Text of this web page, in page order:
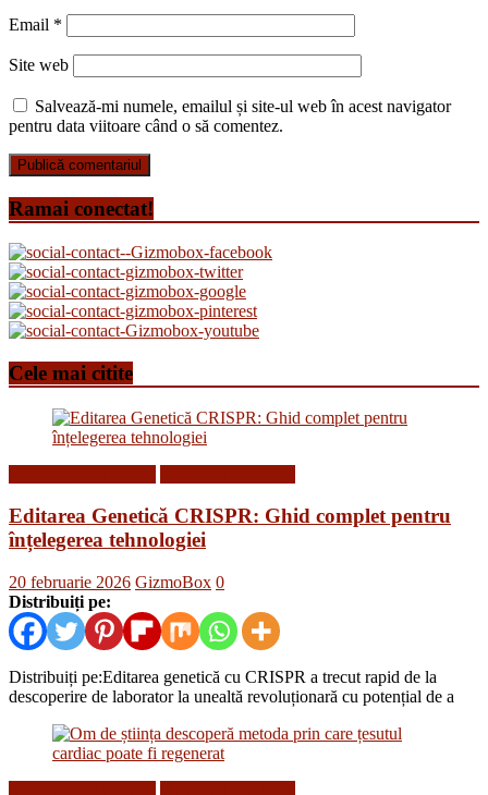
Email *
Site web
Salvează-mi numele, emailul și site-ul web în acest navigator
pentru data viitoare când o să comentez.
Ramai conectat!
Cele mai citite
Editarea Genetică CRISPR: Ghid complet pentru
înțelegerea tehnologiei
20 februarie 2026 GizmoBox 0
Distribuiți pe:
Distribuiți pe:Editarea genetică cu CRISPR a trecut rapid de la
descoperire de laborator la unealtă revoluționară cu potențial de a